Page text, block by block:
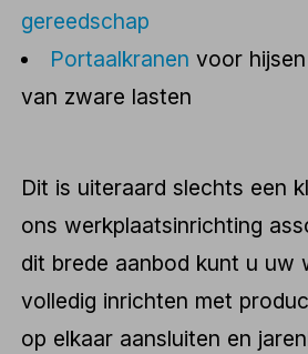
gereedschap
Portaalkranen voor
van zware lasten
Dit is uiteraard slechts een
ons werkplaatsinrichting
dit brede aanbod kunt u uw
volledig inrichten met
op elkaar aansluiten en